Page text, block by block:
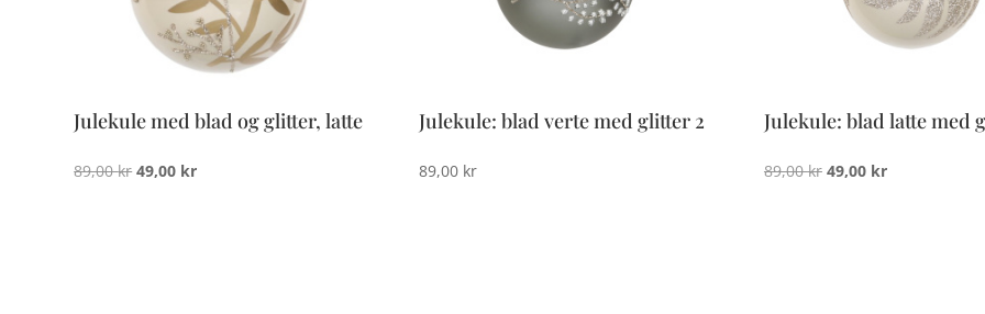
Julekule med blad og glitter, latte
89,00kr Opprinnelig
49,00 krNåværende
Julekule: blad verte med glitter 2
89,00 kr
Julekule: blad latte med
89,00kr Opprinnelig
49,00 krNåværende